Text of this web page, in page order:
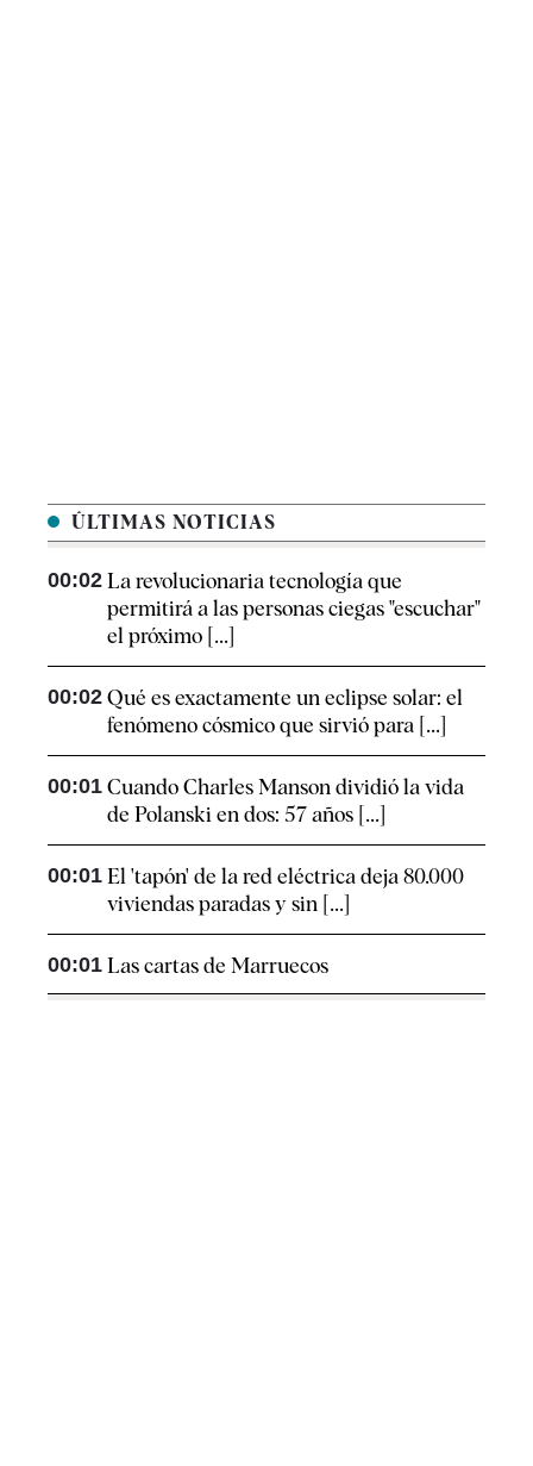
ÚLTIMAS NOTICIAS
00:02 La revolucionaria tecnología que
permitirá a las personas ciegas "escuchar"
el próximo [...]
00:02 Qué es exactamente un eclipse solar: el
fenómeno cósmico que sirvió para [...]
00:01 Cuando Charles Manson dividió la vida
de Polanski en dos: 57 años [...]
00:01 El 'tapón' de la red eléctrica deja 80.000
viviendas paradas y sin [...]
00:01 Las cartas de Marruecos